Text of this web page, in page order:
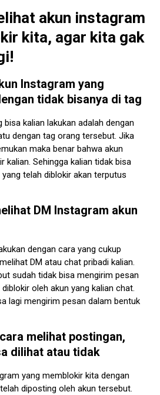
akun instagram
kita, agar kita gak
Instagram yang
tidak bisanya di tag
kalian lakukan adalah dengan
dengan tag orang tersebut. Jika
maka benar bahwa akun
kalian. Sehingga kalian tidak bisa
telah diblokir akan terputus
DM Instagram akun
dengan cara yang cukup
DM atau chat pribadi kalian.
sudah tidak bisa mengirim pesan
oleh akun yang kalian chat.
lagi mengirim pesan dalam bentuk
melihat postingan,
dilihat atau tidak
yang memblokir kita dengan
diposting oleh akun tersebut.